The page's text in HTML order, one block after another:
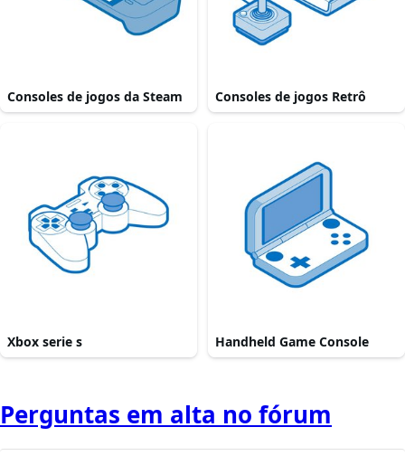
Consoles de jogos da Steam Consoles de jogos Retrô
Xbox serie s Handheld Game Console
Perguntas em alta no fórum